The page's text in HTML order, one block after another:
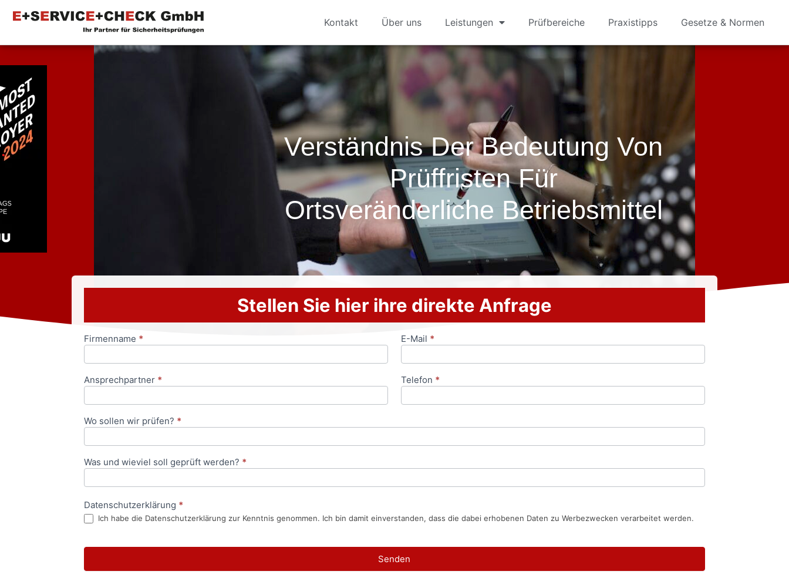
Kontakt Über uns Leistungen Prüfbereiche Praxistipps Gesetze & Normen
Verständnis Der Bedeutung Von
Prüffristen Für
Ortsveränderliche Betriebsmittel
Stellen Sie hier ihre direkte Anfrage
Anfrageformular
Firmenname * E-Mail *
Ansprechpartner * Telefon *
Wo sollen wir prüfen? *
Was und wieviel soll geprüft werden? *
Datenschutzerklärung *
Ich habe die Datenschutzerklärung zur Kenntnis genommen. Ich bin damit einverstanden, dass die dabei erhobenen Daten zu Werbezwecken verarbeitet werden.
Senden